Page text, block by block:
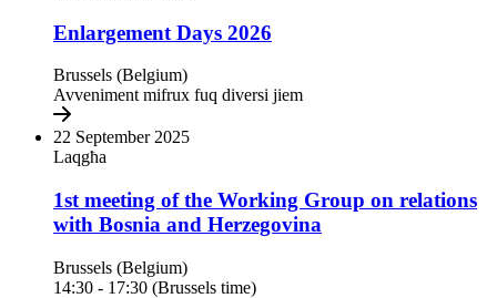
Enlargement Days 2026
Brussels (Belgium)
Avveniment mifrux fuq diversi jiem
22 September 2025
Laqgħa
1st meeting of the Working Group on relations
with Bosnia and Herzegovina
Brussels (Belgium)
14:30 - 17:30 (Brussels time)